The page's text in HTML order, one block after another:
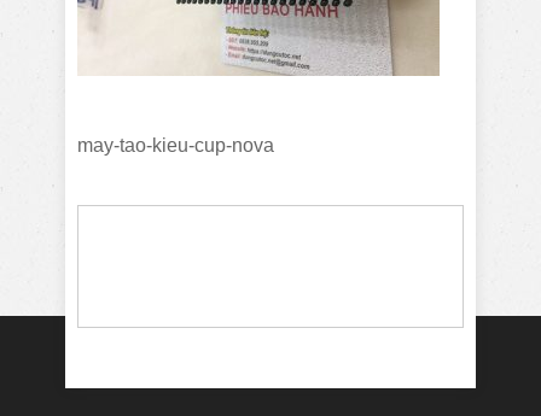
may-tao-kieu-cup-nova